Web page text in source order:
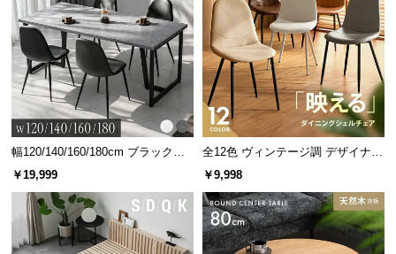
幅120/140/160/180cm ブラックフ
レーム ダイニング 大理石調 4人掛
￥19,999
全12色 ヴィンテージ調 デザイナー
ズシェルチェア
￥9,998